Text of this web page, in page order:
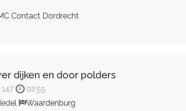
Contact Dordrecht
dijken en door polders
147
02:55
Waardenburg